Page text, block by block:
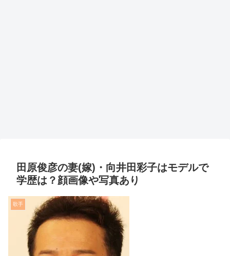
田原俊彦の妻(嫁)・向井田彩子はモデルで
学歴は？顔画像や写真あり
歌手